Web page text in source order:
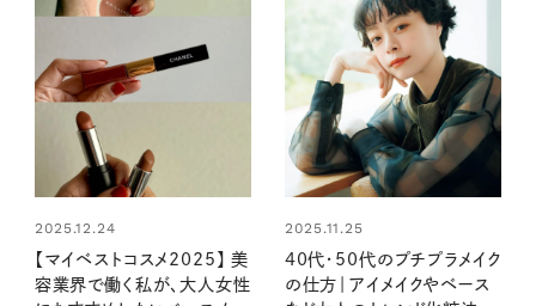
2025.12.24
【マイベストコスメ2025】 美
容業界で働く私が、大人女性
2025.11.25
40代・50代のプチプラメイク
の仕方｜アイメイクやベース